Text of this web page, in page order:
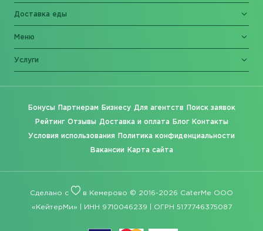
Доставка еды
Меню
Услуги
Бонусы Партнерам Бизнесу Для агентств Поиск заявок
Рейтинг Отзывы Доставка и оплата Блог Контакты
Условия использования Политика конфиденциальности
Вакансии Карта сайта
Сделано с в Кемерово © 2016-2026 CaterMe ООО
«КейтерМи» | ИНН 9710046239 | ОГРН 5177746375087